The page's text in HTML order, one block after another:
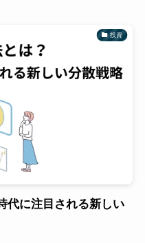
投資
代に注目される新しい